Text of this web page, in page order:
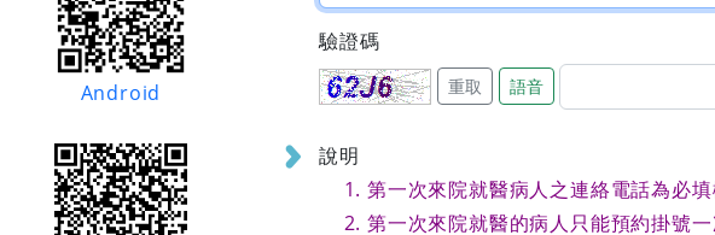
Android
驗證碼
重取 語音
說明
第一次來院就醫病人之連絡電話為必填
第一次來院就醫的病人只能預約掛號